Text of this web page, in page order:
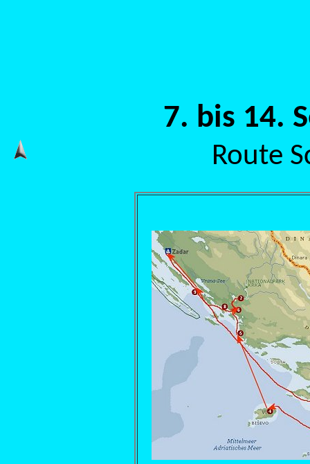
7. bis 14.
Route